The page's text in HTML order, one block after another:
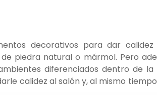
decorativos para dar calidez
piedra natural o mármol. Pero
diferenciados dentro de la
calidez al salón y, al mismo